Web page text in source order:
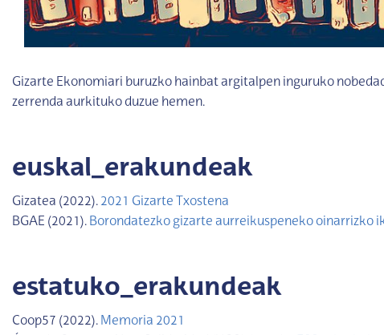
Gizarte Ekonomiari buruzko hainbat argitalpen inguruko
zerrenda aurkituko duzue hemen.
euskal_erakundeak
Gizatea (2022). 2021 Gizarte Txostena
BGAE (2021). Borondatezko gizarte aurreikuspeneko oinarrizko
estatuko_erakundeak
Coop57 (2022). Memoria 2021